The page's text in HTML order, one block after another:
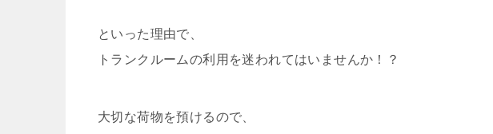
といった理由で、
トランクルームの利用を迷われてはいませんか！？
大切な荷物を預けるので、